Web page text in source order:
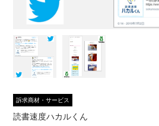
訴求商材・サービス
読書速度ハカルくん